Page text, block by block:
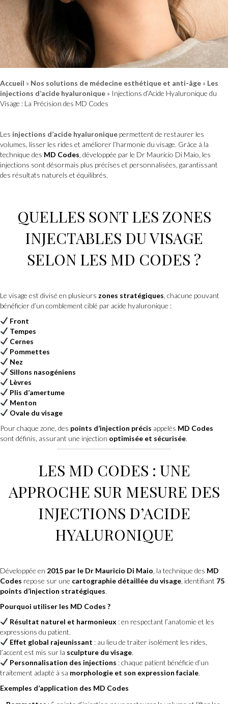
Accueil » Nos solutions de médecine esthétique et anti-âge » Les
injections d’acide hyaluronique » Injections d’Acide Hyaluronique du
Visage : La Précision des MD Codes
Les injections d’acide hyaluronique permettent de restaurer les
volumes, lisser les rides et améliorer l’harmonie du visage. Grâce à la
technique des MD Codes, développée par le Dr Mauricio Di Maio, les
injections sont désormais plus précises et personnalisées, garantissant
des résultats naturels et équilibrés.
QUELLES SONT LES ZONES
INJECTABLES DU VISAGE
SELON LES MD CODES ?
Le visage est divisé en plusieurs zones stratégiques, chacune pouvant
bénéficier d’un comblement ciblé par acide hyaluronique :
Front
Tempes
Cernes
Pommettes
Nez
Sillons nasogéniens
Lèvres
Plis d’amertume
Menton
Ovale du visage
Pour chaque zone, des points d’injection précis appelés MD Codes
sont définis, assurant une injection optimisée et sécurisée.
LES MD CODES : UNE
APPROCHE SUR MESURE DES
INJECTIONS D’ACIDE
HYALURONIQUE
Développée en 2015 par le Dr Mauricio Di Maio, la technique des MD
Codes repose sur une cartographie détaillée du visage, identifiant 75
points d’injection stratégiques.
Pourquoi utiliser les MD Codes ?
Résultat naturel et harmonieux : en respectant l’anatomie et les
expressions du patient.
Effet global rajeunissant : au lieu de traiter isolément les rides,
l’accent est mis sur la sculpture du visage.
Personnalisation des injections : chaque patient bénéficie d’un
traitement adapté à sa morphologie et son expression faciale.
Exemples d’application des MD Codes